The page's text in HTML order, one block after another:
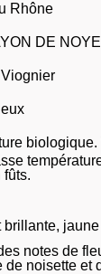
Rhône
DE
fûts.
brillante,
notes de
de noisette et